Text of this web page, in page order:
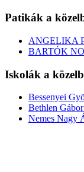
Patikák a
ANGELIKA
BARTÓK
Iskolák a
Bessenyei
Bethlen
Nemes Nagy